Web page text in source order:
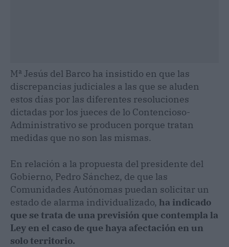
Mª Jesús del Barco ha insistido en que las
discrepancias judiciales a las que se aluden
estos días por las diferentes resoluciones
dictadas por los jueces de lo Contencioso-
Administrativo se producen porque tratan
medidas que no son las mismas.
En relación a la propuesta del presidente del
Gobierno, Pedro Sánchez, de que las
Comunidades Autónomas puedan solicitar un
estado de alarma individualizado, ha indicado
que se trata de una previsión que contempla la
Ley en el caso de que haya afectación en un
solo territorio.